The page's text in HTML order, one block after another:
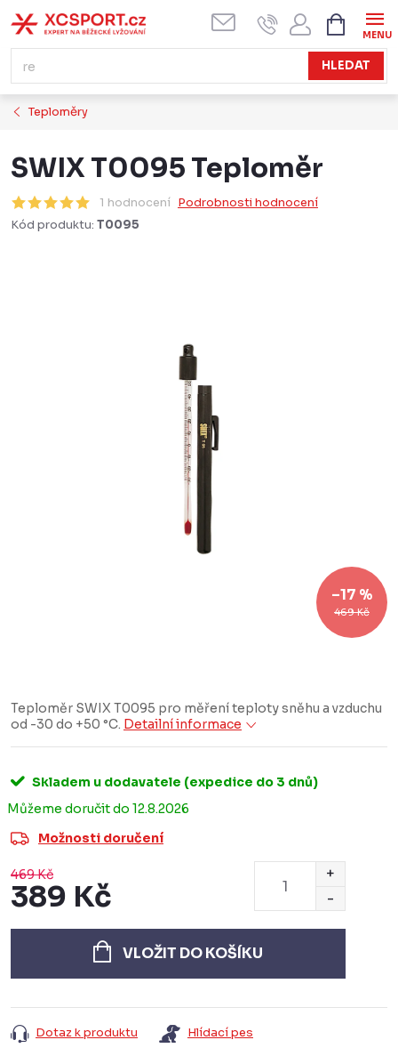
na
obsah
HLEDAT
KOŠÍK
Teploměry
SWIX T0095 Teploměr
1 hodnocení Podrobnosti hodnocení
Kód produktu: T0095
469 Kč
–17 %
Teploměr SWIX T0095 pro měření teploty sněhu a vzduchu
od -30 do +50 °C. Detailní informace
Skladem u dodavatele (expedice do 3 dnů)
12.8.2026
Možnosti doručení
469 Kč
389 Kč
cena:
VLOŽIT DO KOŠÍKU
Dotaz k produktu Hlídací pes